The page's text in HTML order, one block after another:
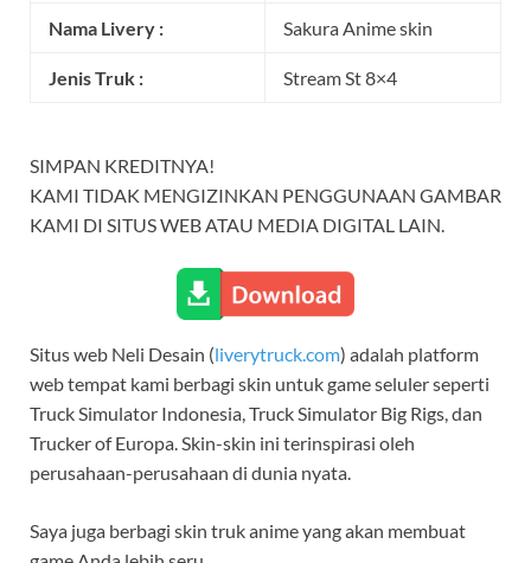
Nama Livery : Sakura Anime skin
Jenis Truk : Stream St 8×4
SIMPAN KREDITNYA!
KAMI TIDAK MENGIZINKAN PENGGUNAAN GAMBAR
KAMI DI SITUS WEB ATAU MEDIA DIGITAL LAIN.
Situs web Neli Desain (liverytruck.com) adalah platform
web tempat kami berbagi skin untuk game seluler seperti
Truck Simulator Indonesia, Truck Simulator Big Rigs, dan
Trucker of Europa. Skin-skin ini terinspirasi oleh
perusahaan-perusahaan di dunia nyata.
Saya juga berbagi skin truk anime yang akan membuat